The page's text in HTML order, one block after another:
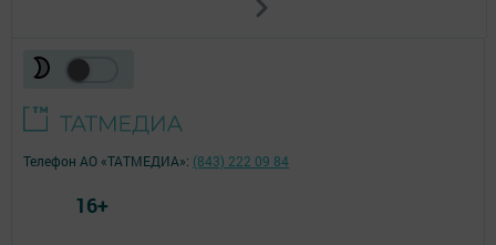
Телефон АО «ТАТМЕДИА»: (843) 222 09 84
16+